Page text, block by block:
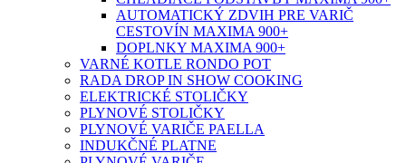
AUTOMATICKÝ ZDVIH PRE VARIČ
CESTOVÍN MAXIMA 900+
DOPLNKY MAXIMA 900+
VARNÉ KOTLE RONDO POT
RADA DROP IN SHOW COOKING
ELEKTRICKÉ STOLIČKY
PLYNOVÉ STOLIČKY
PLYNOVÉ VARIČE PAELLA
INDUKČNÉ PLATNE